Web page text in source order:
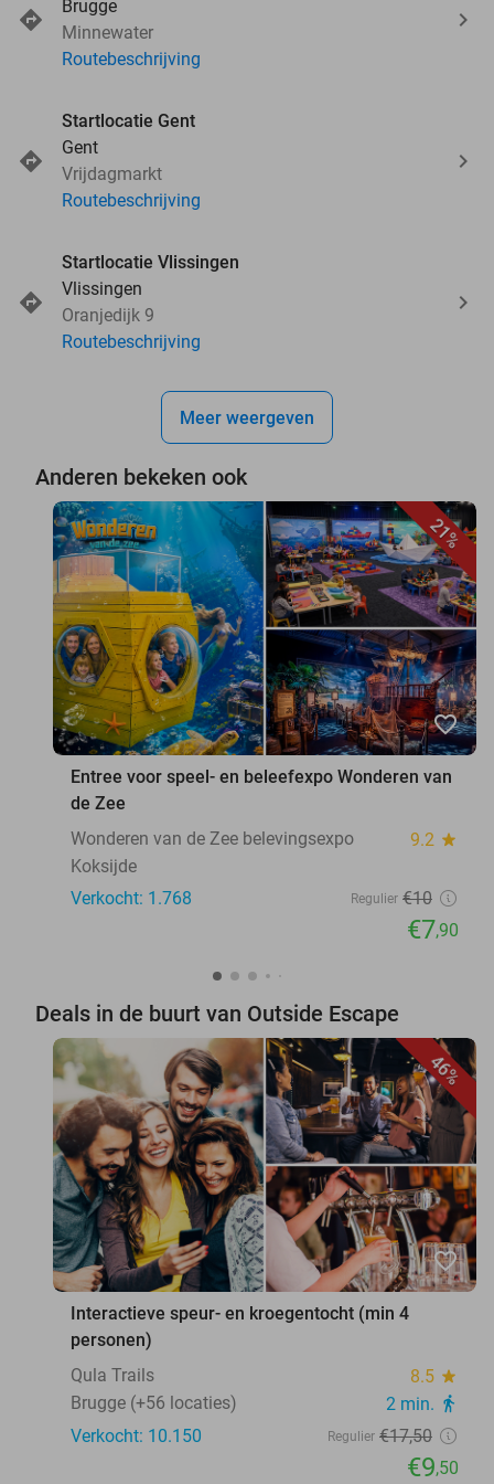
Brugge
Minnewater
Routebeschrijving
Startlocatie Gent
Gent
Vrijdagmarkt
Routebeschrijving
Startlocatie Vlissingen
Vlissingen
Oranjedijk 9
Routebeschrijving
Meer weergeven
Anderen bekeken ook
21%
favorite_border
Entree voor speel- en beleefexpo Wonderen van
de Zee
Wonderen van de Zee belevingsexpo
9.2 star
Koksijde
Verkocht: 1.768
Regulier €10
€7,90
Deals in de buurt van Outside Escape
46%
favorite_border
Interactieve speur- en kroegentocht (min 4
personen)
Qula Trails
8.5 star
Brugge (+56 locaties) 2 min. directions_walk
Verkocht: 10.150 Regulier €17,50
€9,50